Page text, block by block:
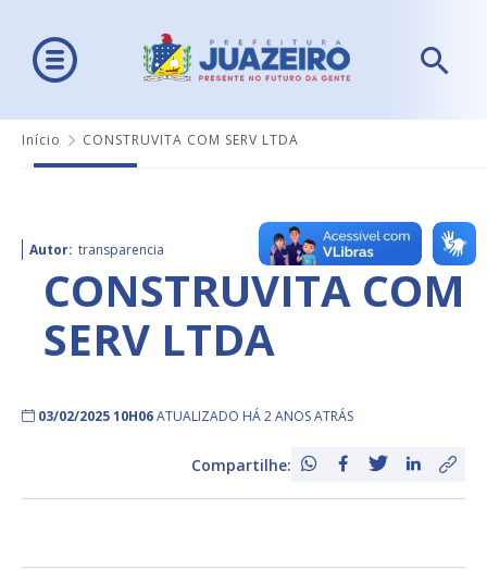
Início CONSTRUVITA COM SERV LTDA
Autor: transparencia
CONSTRUVITA COM
SERV LTDA
03/02/2025 10H06ATUALIZADO HÁ 2 ANOS ATRÁS
Compartilhe: